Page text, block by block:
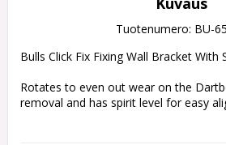
Tuotenumero: BU-
Bulls Click Fix Fixing Wall Bracket With
Rotates to even out wear on the
removal and has spirit level for easy